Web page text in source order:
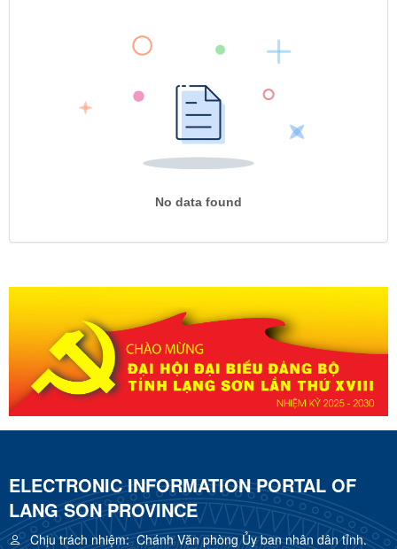
No data found
ELECTRONIC INFORMATION PORTAL OF
LANG SON PROVINCE
Chịu trách nhiệm:Chánh Văn phòng Ủy ban nhân dân tỉnh.